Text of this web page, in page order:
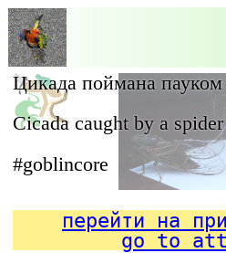
Цикада поймана пауком
Cicada caught by a
#goblincore
перейти на
go to